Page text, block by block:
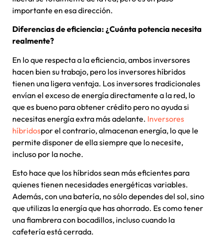
importante en esa dirección.
Diferencias de eficiencia: ¿Cuánta potencia necesita
realmente?
En lo que respecta a la eficiencia, ambos inversores
hacen bien su trabajo, pero los inversores híbridos
tienen una ligera ventaja. Los inversores tradicionales
envían el exceso de energía directamente a la red, lo
que es bueno para obtener crédito pero no ayuda si
necesitas energía extra más adelante. Inversores
híbridospor el contrario, almacenan energía, lo que le
permite disponer de ella siempre que lo necesite,
incluso por la noche.
Esto hace que los híbridos sean más eficientes para
quienes tienen necesidades energéticas variables.
Además, con una batería, no sólo dependes del sol, sino
que utilizas la energía que has ahorrado. Es como tener
una fiambrera con bocadillos, incluso cuando la
cafetería está cerrada.